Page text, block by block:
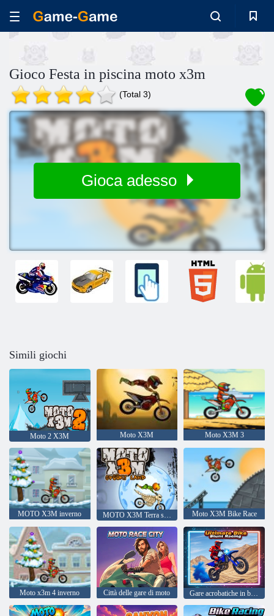
Gioco Festa in piscina moto x3m
(Total 3)
Gioca adesso
Simili giochi
Moto 2 X3M Moto X3M Moto X3M 3
MOTO X3M inverno MOTO X3M Terra spettrale Moto X3M Bike Race
Moto x3m 4 inverno Città delle gare di moto Gare acrobatiche in bici definitive